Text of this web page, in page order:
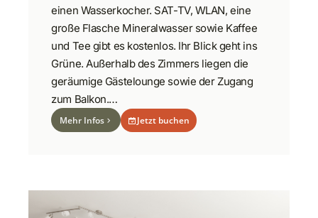
einen Wasserkocher. SAT-TV, WLAN, eine
große Flasche Mineralwasser sowie Kaffee
und Tee gibt es kostenlos. Ihr Blick geht ins
Grüne. Außerhalb des Zimmers liegen die
geräumige Gästelounge sowie der Zugang
zum Balkon.…
Mehr Infos Jetzt buchen